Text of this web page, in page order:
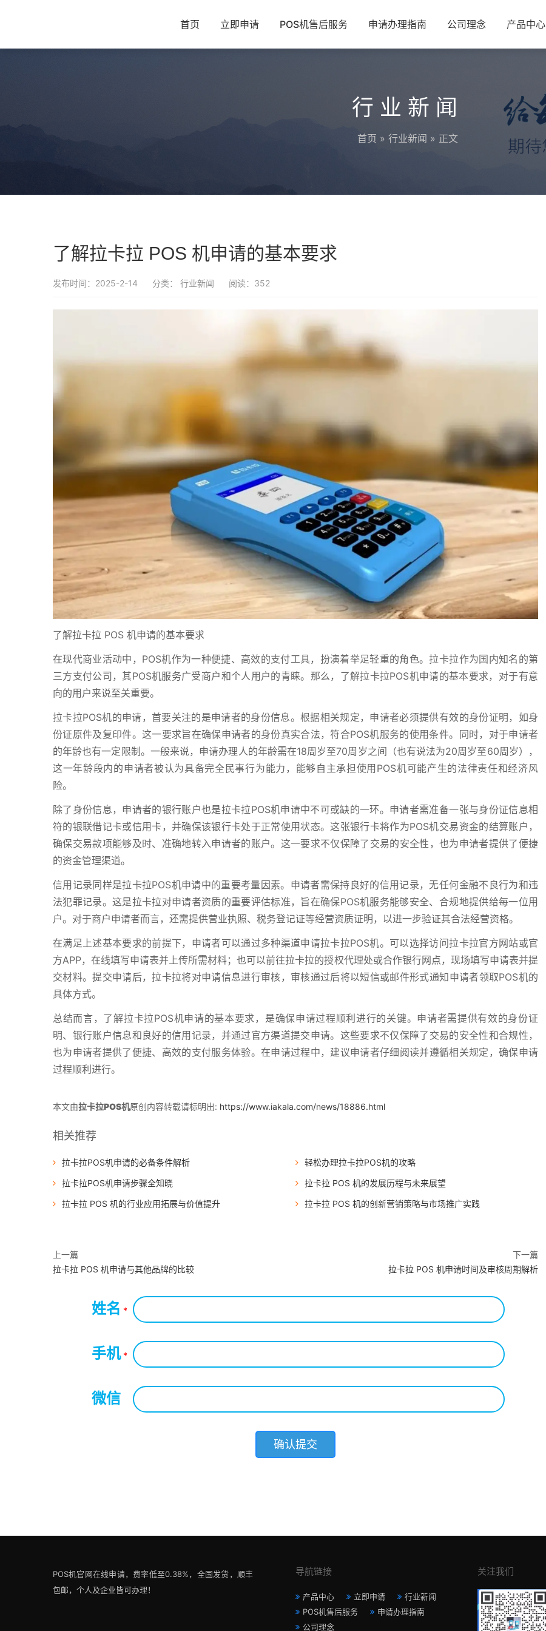
首页 立即申请 POS机售后服务 申请办理指南 公司理念 产品中心
行业新闻
首页 » 行业新闻 » 正文
了解拉卡拉 POS 机申请的基本要求
发布时间：2025-2-14 分类： 行业新闻 阅读：352
了解拉卡拉 POS 机申请的基本要求
在现代商业活动中，POS机作为一种便捷、高效的支付工具，扮演着举足轻重的角色。拉卡拉作为国内知名的第
三方支付公司，其POS机服务广受商户和个人用户的青睐。那么，了解拉卡拉POS机申请的基本要求，对于有意
向的用户来说至关重要。
拉卡拉POS机的申请，首要关注的是申请者的身份信息。根据相关规定，申请者必须提供有效的身份证明，如身
份证原件及复印件。这一要求旨在确保申请者的身份真实合法，符合POS机服务的使用条件。同时，对于申请者
的年龄也有一定限制。一般来说，申请办理人的年龄需在18周岁至70周岁之间（也有说法为20周岁至60周岁），
这一年龄段内的申请者被认为具备完全民事行为能力，能够自主承担使用POS机可能产生的法律责任和经济风
险。
除了身份信息，申请者的银行账户也是拉卡拉POS机申请中不可或缺的一环。申请者需准备一张与身份证信息相
符的银联借记卡或信用卡，并确保该银行卡处于正常使用状态。这张银行卡将作为POS机交易资金的结算账户，
确保交易款项能够及时、准确地转入申请者的账户。这一要求不仅保障了交易的安全性，也为申请者提供了便捷
的资金管理渠道。
信用记录同样是拉卡拉POS机申请中的重要考量因素。申请者需保持良好的信用记录，无任何金融不良行为和违
法犯罪记录。这是拉卡拉对申请者资质的重要评估标准，旨在确保POS机服务能够安全、合规地提供给每一位用
户。对于商户申请者而言，还需提供营业执照、税务登记证等经营资质证明，以进一步验证其合法经营资格。
在满足上述基本要求的前提下，申请者可以通过多种渠道申请拉卡拉POS机。可以选择访问拉卡拉官方网站或官
方APP，在线填写申请表并上传所需材料；也可以前往拉卡拉的授权代理处或合作银行网点，现场填写申请表并提
交材料。提交申请后，拉卡拉将对申请信息进行审核，审核通过后将以短信或邮件形式通知申请者领取POS机的
具体方式。
总结而言，了解拉卡拉POS机申请的基本要求，是确保申请过程顺利进行的关键。申请者需提供有效的身份证
明、银行账户信息和良好的信用记录，并通过官方渠道提交申请。这些要求不仅保障了交易的安全性和合规性，
也为申请者提供了便捷、高效的支付服务体验。在申请过程中，建议申请者仔细阅读并遵循相关规定，确保申请
过程顺利进行。
本文由拉卡拉POS机原创内容转载请标明出: https://www.iakala.com/news/18886.html
相关推荐
拉卡拉POS机申请的必备条件解析
轻松办理拉卡拉POS机的攻略
拉卡拉POS机申请步骤全知晓
拉卡拉 POS 机的发展历程与未来展望
拉卡拉 POS 机的行业应用拓展与价值提升
拉卡拉 POS 机的创新营销策略与市场推广实践
上一篇
拉卡拉 POS 机申请与其他品牌的比较
下一篇
拉卡拉 POS 机申请时间及审核周期解析
姓名 *
手机*
微信
POS机官网在线申请，费率低至0.38%，全国发货，顺丰
包邮，个人及企业皆可办理！
导航链接
产品中心 立即申请
行业新闻
POS机售后服务
申请办理指南
公司理念
关注我们